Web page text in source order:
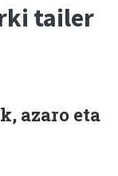
tailer
azaro eta